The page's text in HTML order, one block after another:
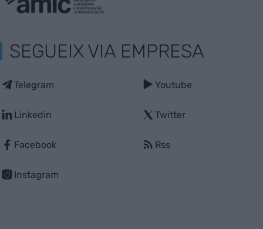
SEGUEIX VIA EMPRESA
Telegram
Linkedin
Facebook
Instagram
Youtube
Twitter
Rss